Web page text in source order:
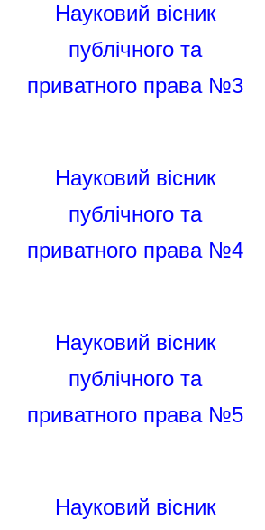
Науковий вісник
публічного та
приватного права №3
Науковий вісник
публічного та
приватного права №4
Науковий вісник
публічного та
приватного права №5
Науковий вісник